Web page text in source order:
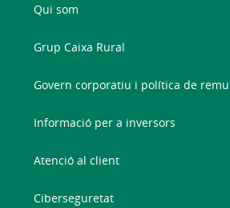
Qui som
Grup Caixa Rural
Govern corporatiu i política de
Informació per a inversors
Atenció al client
Ciberseguretat